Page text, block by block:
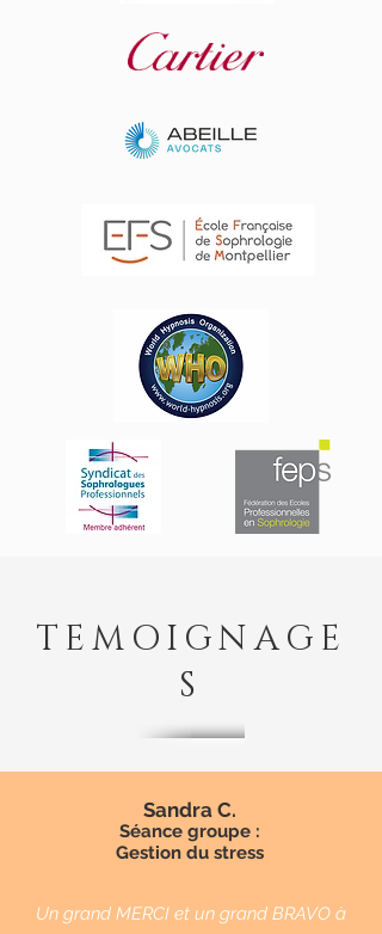
TEMOIGNAGE
S
Un grand MERCI et un grand BRAVO à
Sandra C.
Séance groupe :
Gestion du stress